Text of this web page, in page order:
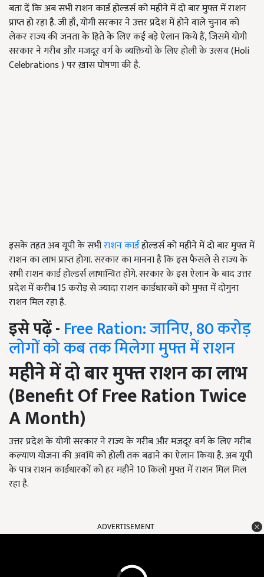
बता दें कि अब सभी राशन कार्ड होल्डर्स को महीने में दो बार मुफ्त में राशन
प्राप्त हो रहा है. जी हाँ, योगी सरकार ने उत्तर प्रदेश में होने वाले चुनाव को
लेकर राज्य की जनता के हिते के लिए कई बड़े ऐलान किये हैं, जिसमें योगी
सरकार ने गरीब और मजदूर वर्ग के व्यक्तियों के लिए होली के उत्सव (Holi
Celebrations ) पर ख़ास घोषणा की है.
इसके तहत अब यूपी के सभीराशन कार्डहोल्डर्स को महीने में दो बार मुफ्त में
राशन का लाभ प्राप्त होगा. सरकार का मानना है कि इस फैसले से राज्य के
सभी राशन कार्ड होल्डर्स लाभान्वित होंगे. सरकार के इस ऐलान के बाद उत्तर
प्रदेश में करीब 15 करोड़ से ज्यादा राशन कार्डधारकों को मुफ्त में दोगुना
राशन मिल रहा है.
इसे पढ़ें -Free Ration: जानिए, 80 करोड़
लोगों को कब तक मिलेगा मुफ्त में राशन
महीने में दो बार मुफ्त राशन का लाभ
(Benefit Of Free Ration Twice
A Month)
उत्तर प्रदेश के योगी सरकार ने राज्य के गरीब और मजदूर वर्ग के लिए गरीब
कल्याण योजना की अवधि को होली तक बढाने का ऐलान किया है. अब यूपी
के पात्र राशन कार्डधारकों को हर महीने 10 किलो मुफ्त में राशन मिल मिल
रहा है.
ADVERTISEMENT